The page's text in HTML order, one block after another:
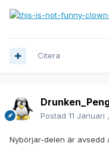
Citera
Postad 11 Januari
Nybörjar-delen är